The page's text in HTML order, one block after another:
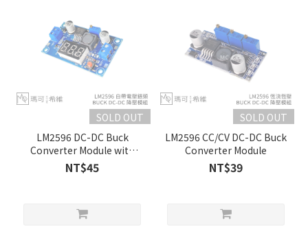
SOLD OUT
LM2596 DC-DC Buck
Converter Module with
Voltmeter Display
NT$45
SOLD OUT
LM2596 CC/CV DC-DC Buck
Converter Module
NT$39